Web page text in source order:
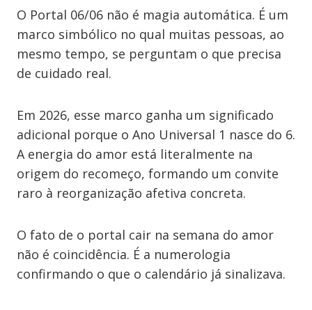
O Portal 06/06 não é magia automática. É um
marco simbólico no qual muitas pessoas, ao
mesmo tempo, se perguntam o que precisa
de cuidado real.
Em 2026, esse marco ganha um significado
adicional porque o Ano Universal 1 nasce do 6.
A energia do amor está literalmente na
origem do recomeço, formando um convite
raro à reorganização afetiva concreta.
O fato de o portal cair na semana do amor
não é coincidência. É a numerologia
confirmando o que o calendário já sinalizava.